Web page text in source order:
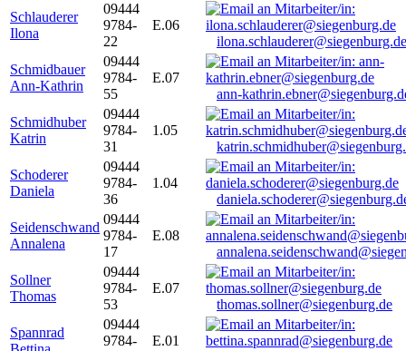
Schlauderer
Ilona
09444
9784-
22
E.06
ilona.schlauderer@siegenburg.de
Schmidbauer
Ann-Kathrin
09444
9784-
55
E.07
ann-
Schmidhuber
Katrin
09444
9784-
31
1.05
Schoderer
Daniela
09444
9784-
36
1.04
Seidenschwand
Annalena
09444
9784-
17
E.08
Sollner
Thomas
09444
9784-
53
E.07
thomas.sollner@siegenburg.de
Spannrad
09444
9784-
E.01